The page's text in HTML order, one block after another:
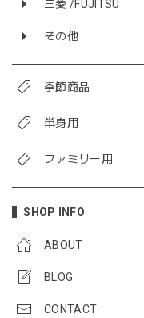
三菱 /FUJITSU
その他
季節商品
単身用
ファミリー用
SHOP INFO
ABOUT
BLOG
CONTACT